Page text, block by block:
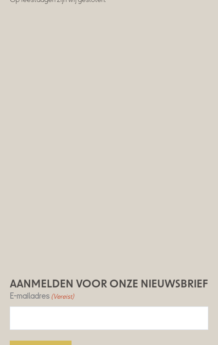
AANMELDEN VOOR ONZE NIEUWSBRIEF
E-mailadres (Vereist)